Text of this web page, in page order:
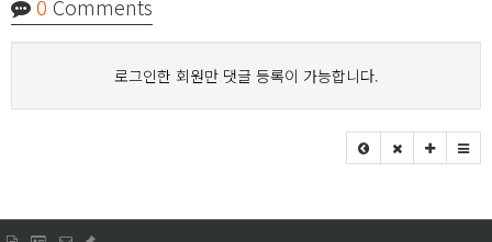
0 Comments
로그인한 회원만 댓글 등록이 가능합니다.